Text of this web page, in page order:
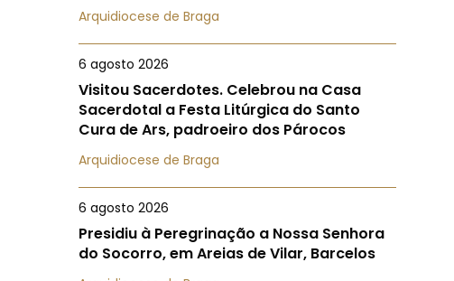
Arquidiocese de Braga
6 agosto 2026
Visitou Sacerdotes. Celebrou na Casa
Sacerdotal a Festa Litúrgica do Santo
Cura de Ars, padroeiro dos Párocos
Arquidiocese de Braga
6 agosto 2026
Presidiu à Peregrinação a Nossa Senhora
do Socorro, em Areias de Vilar, Barcelos